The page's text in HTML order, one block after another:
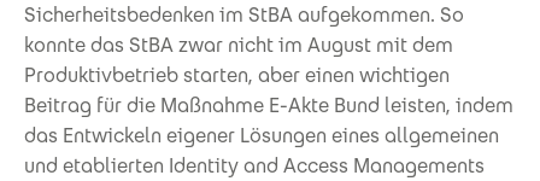
Sicherheitsbedenken im StBA aufgekommen. So
konnte das StBA zwar nicht im August mit dem
Produktivbetrieb starten, aber einen wichtigen
Beitrag für die Maßnahme E-Akte Bund leisten, indem
das Entwickeln eigener Lösungen eines allgemeinen
und etablierten Identity and Access Managements